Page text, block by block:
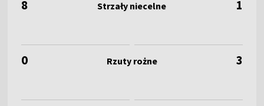
8
0
1
3